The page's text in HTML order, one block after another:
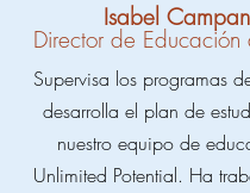
Isabel
Director de Educación
Supervisa los programas
desarrolla el plan de
nuestro equipo de
Unlimited Potential. Ha